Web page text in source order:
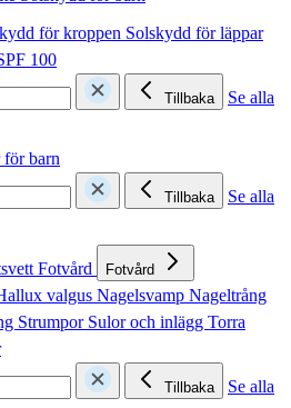
för kroppen Solskydd för läppar
100
Tillbaka
Se alla
barn
Tillbaka
Se alla
Fotvård Fotvård
valgus Nagelsvamp Nageltrång
Strumpor Sulor och inlägg Torra
Tillbaka
Se alla